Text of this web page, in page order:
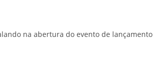
na abertura do evento de lançamento